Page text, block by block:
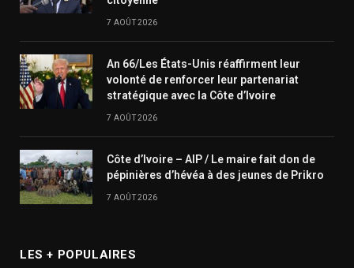
7 AOÛT 2026
An 66/Les États-Unis réaffirment leur
volonté de renforcer leur partenariat
stratégique avec la Côte d’Ivoire
7 AOÛT 2026
Côte d’Ivoire – AIP / Le maire fait don de
pépinières d’hévéa à des jeunes de Prikro
7 AOÛT 2026
LES + POPULAIRES